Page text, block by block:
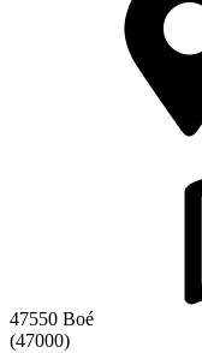
47550 Boé
(47000)